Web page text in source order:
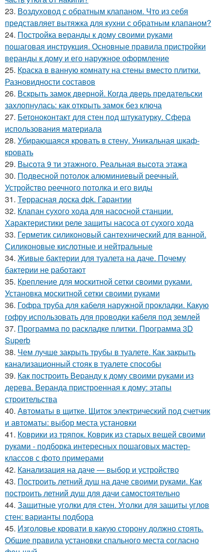
23. Воздуховод с обратным клапаном. Что из себя
представляет вытяжка для кухни с обратным клапаном?
24. Постройка веранды к дому своими руками
пошаговая инструкция. Основные правила пристройки
веранды к дому и его наружное оформление
25. Краска в ванную комнату на стены вместо плитки.
Разновидности составов
26. Вскрыть замок дверной. Когда дверь предательски
захлопнулась: как открыть замок без ключа
27. Бетоноконтакт для стен под штукатурку. Сфера
использования материала
28. Убирающаяся кровать в стену. Уникальная шкаф-
кровать
29. Высота 9 ти этажного. Реальная высота этажа
30. Подвесной потолок алюминиевый реечный.
Устройство реечного потолка и его виды
31. Террасная доска dpk. Гарантии
32. Клапан сухого хода для насосной станции.
Характеристики реле защиты насоса от сухого хода
33. Герметик силиконовый сантехнический для ванной.
Силиконовые кислотные и нейтральные
34. Живые бактерии для туалета на даче. Почему
бактерии не работают
35. Крепление для москитной сетки своими руками.
Установка москитной сетки своими руками
36. Гофра труба для кабеля наружной прокладки. Какую
гофру использовать для проводки кабеля под землей
37. Программа по раскладке плитки. Программа 3D
Superb
38. Чем лучше закрыть трубы в туалете. Как закрыть
канализационный стояк в туалете способы
39. Как построить Веранду к дому своими руками из
дерева. Веранда пристроенная к дому: этапы
строительства
40. Автоматы в щитке. Щиток электрический под счетчик
и автоматы: выбор места установки
41. Коврики из тряпок. Коврик из старых вещей своими
руками - подборка интересных пошаговых мастер-
классов с фото примерами
42. Канализация на даче — выбор и устройство
43. Построить летний душ на даче своими руками. Как
построить летний душ для дачи самостоятельно
44. Защитные уголки для стен. Уголки для защиты углов
стен: варианты подбора
45. Изголовье кровати в какую сторону должно стоять.
Общие правила установки спального места согласно